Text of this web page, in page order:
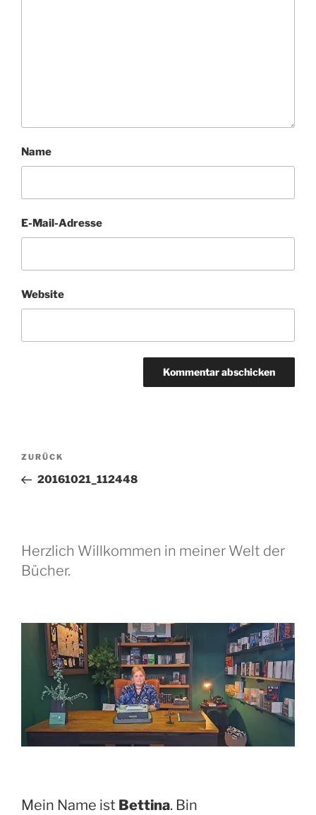
Name
E-Mail-Adresse
Website
Beitragsnavigation
Vorheriger
Beitrag
ZURÜCK
20161021_112448
Herzlich Willkommen in meiner Welt der
Bücher.
Mein Name ist Bettina. Bin